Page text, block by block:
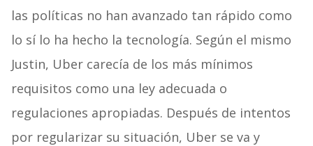
las políticas no han avanzado tan rápido como
lo sí lo ha hecho la tecnología. Según el mismo
Justin, Uber carecía de los más mínimos
requisitos como una ley adecuada o
regulaciones apropiadas. Después de intentos
por regularizar su situación, Uber se va y